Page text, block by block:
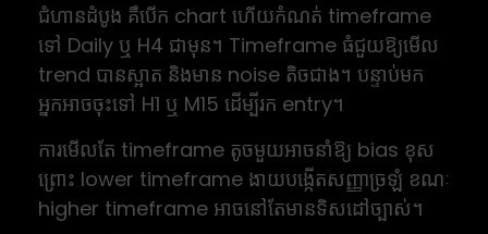
ជំហានដំបូង គឺបើក chart ហើយកំណត់ timeframe
ទៅ Daily ឬ H4 ជាមុន។ Timeframe ធំជួយឱ្យមើល
trend បានស្អាត និងមាន noise តិចជាង។ បន្ទាប់មក
អ្នកអាចចុះទៅ H1 ឬ M15 ដើម្បីរក entry។
ការមើលតែ timeframe តូចមួយអាចនាំឱ្យ bias ខុស
ព្រោះ lower timeframe ងាយបង្កើតសញ្ញាច្រឡំ ខណៈ
higher timeframe អាចនៅតែមានទិសដៅច្បាស់។